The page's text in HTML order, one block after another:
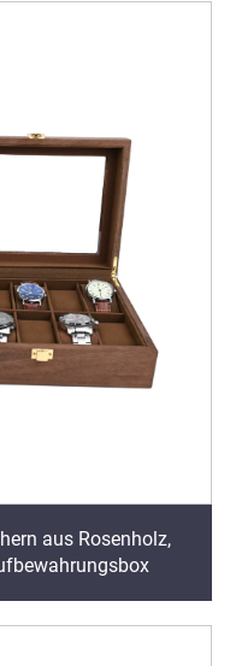
aus Rosenholz,